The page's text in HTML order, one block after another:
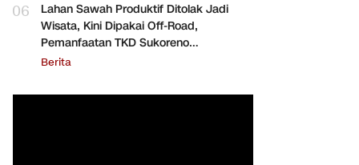
06
Lahan Sawah Produktif Ditolak Jadi
Wisata, Kini Dipakai Off-Road,
Pemanfaatan TKD Sukoreno
Dipertanyakan
Berita